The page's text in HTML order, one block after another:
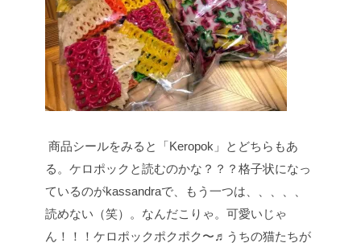
商品シールをみると「Keropok」とどちらもあ
る。ケロポックと読むのかな？？？格子状になっ
ているのがkassandraで、もう一つは、、、、、
読めない（笑）。なんだこりゃ。可愛いじゃ
ん！！！ケロポックポクポク〜♬うちの猫たちが